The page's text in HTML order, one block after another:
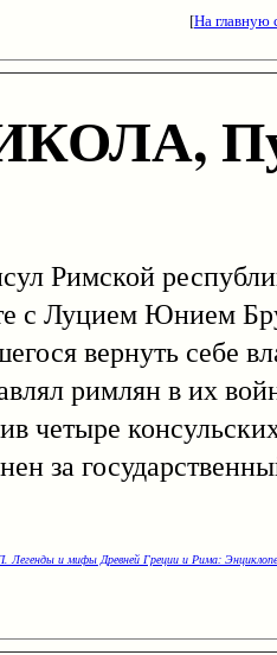
[На главную
с Луцием Юнием
вернуть себе
римлян в их
четыре
за
Легенды и мифы Древней Греции и Рима: